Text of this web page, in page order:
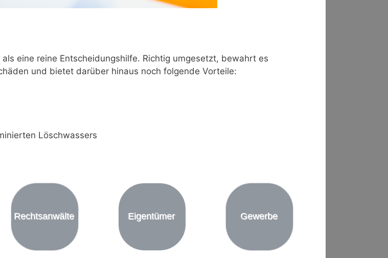
eine reine Entscheidungshilfe. Richtig umgesetzt, bewahrt es
und bietet darüber hinaus noch folgende Vorteile:
Löschwassers
Rechtsanwälte Eigentümer Gewerbe